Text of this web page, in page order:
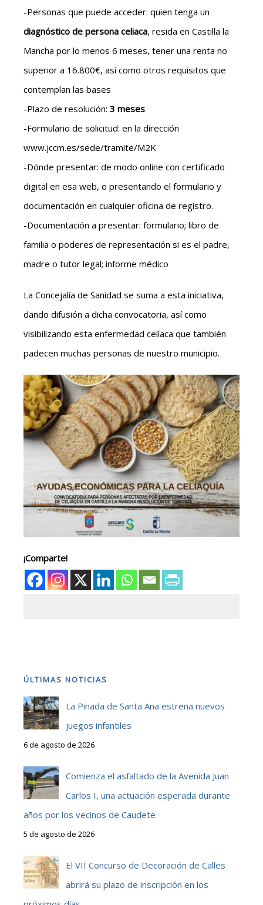
-Personas que puede acceder: quien tenga un
diagnóstico de persona celiaca, resida en Castilla la
Mancha por lo menos 6 meses, tener una renta no
superior a 16.800€, así como otros requisitos que
contemplan las bases
-Plazo de resolución: 3 meses
-Formulario de solicitud: en la dirección
www.jccm.es/sede/tramite/M2K
-Dónde presentar: de modo online con certificado
digital en esa web, o presentando el formulario y
documentación en cualquier oficina de registro.
-Documentación a presentar: formulario; libro de
familia o poderes de representación si es el padre,
madre o tutor legal; informe médico
La Concejalía de Sanidad se suma a esta iniciativa,
dando difusión a dicha convocatoria, así como
visibilizando esta enfermedad celíaca que también
padecen muchas personas de nuestro municipio.
¡Comparte!
ÚLTIMAS NOTICIAS
La Pinada de Santa Ana estrena nuevos
juegos infantiles
6 de agosto de 2026
Comienza el asfaltado de la Avenida Juan
Carlos I, una actuación esperada durante
años por los vecinos de Caudete
5 de agosto de 2026
El VII Concurso de Decoración de Calles
abrirá su plazo de inscripción en los